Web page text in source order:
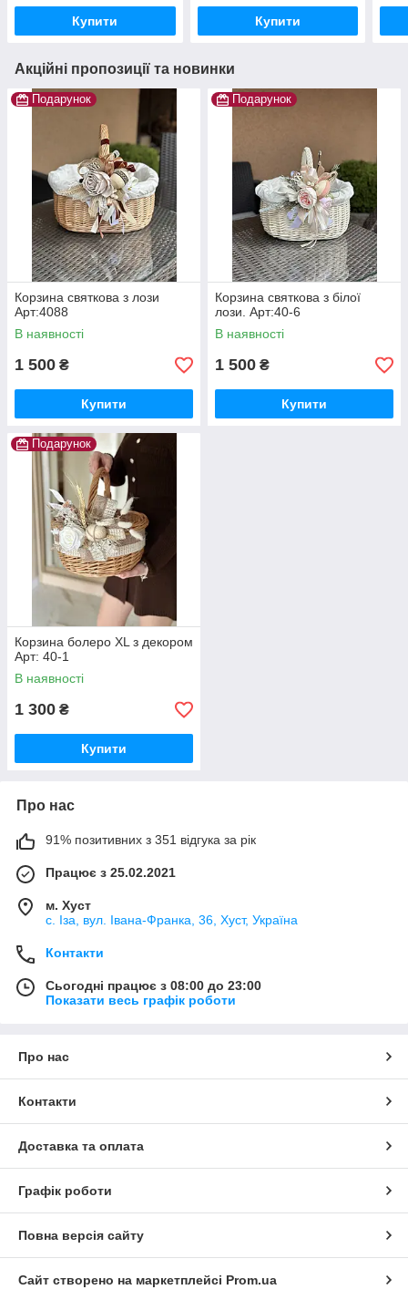
Купити Купити
Акційні пропозиції та новинки
Подарунок
Корзина святкова з лози
Арт:4088
В наявності
1 500 ₴
Купити
Подарунок
Корзина святкова з білої
лози. Арт:40-6
В наявності
1 500 ₴
Купити
Подарунок
Корзина болеро XL з декором
Арт: 40-1
В наявності
1 300 ₴
Купити
Про нас
91% позитивних з 351 відгука за рік
Працює з 25.02.2021
м. Хуст
с. Іза, вул. Івана-Франка, 36, Хуст, Україна
Контакти
Сьогодні працює з 08:00 до 23:00
Показати весь графік роботи
Про нас
Контакти
Доставка та оплата
Графік роботи
Повна версія сайту
Сайт створено на маркетплейсі Prom.ua